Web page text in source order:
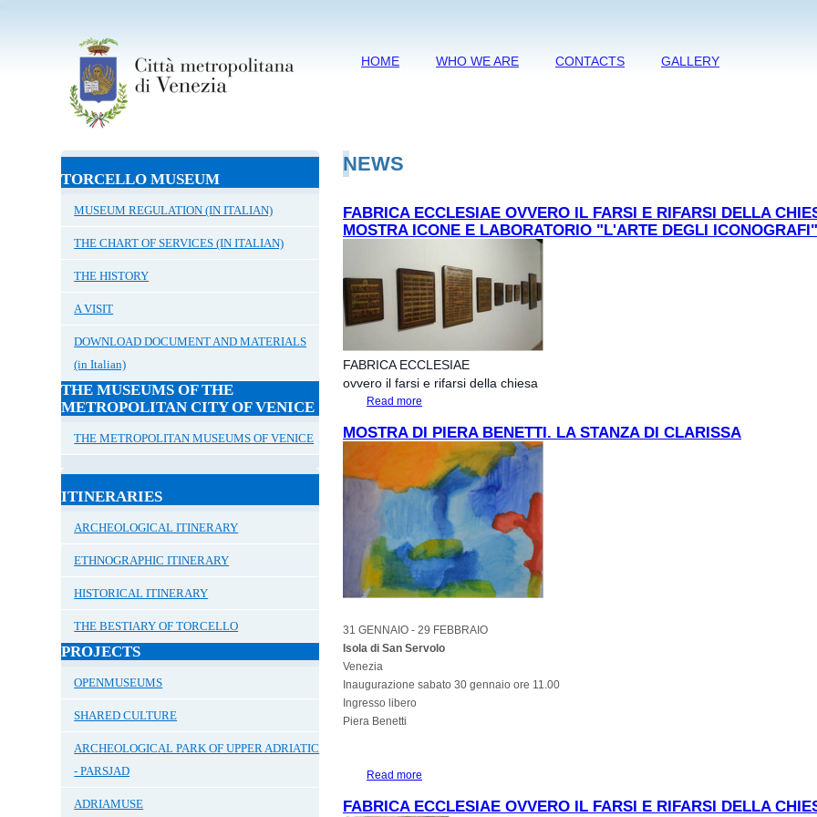
HOME WHO WE ARE CONTACTS GALLERY
TORCELLO MUSEUM
MUSEUM REGULATION (IN ITALIAN)
THE CHART OF SERVICES (IN ITALIAN)
THE HISTORY
A VISIT
DOWNLOAD DOCUMENT AND MATERIALS
(in Italian)
THE MUSEUMS OF THE
METROPOLITAN CITY OF VENICE
THE METROPOLITAN MUSEUMS OF VENICE
ITINERARIES
ARCHEOLOGICAL ITINERARY
ETHNOGRAPHIC ITINERARY
HISTORICAL ITINERARY
THE BESTIARY OF TORCELLO
PROJECTS
OPENMUSEUMS
SHARED CULTURE
ARCHEOLOGICAL PARK OF UPPER ADRIATIC
- PARSJAD
ADRIAMUSE
NEWS
FABRICA ECCLESIAE OVVERO IL FARSI E RIFARSI DELLA
MOSTRA ICONE E LABORATORIO "L'ARTE DEGLI
FABRICA ECCLESIAE
ovvero il farsi e rifarsi della chiesa
Read more
MOSTRA DI PIERA BENETTI. LA STANZA DI CLARISSA
31 GENNAIO - 29 FEBBRAIO
Isola di San Servolo
Venezia
Inaugurazione sabato 30 gennaio ore 11.00
Ingresso libero
Piera Benetti
Read more
FABRICA ECCLESIAE OVVERO IL FARSI E RIFARSI DELLA